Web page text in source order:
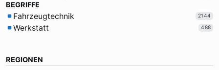
BEGRIFFE
Fahrzeugtechnik 2144
Werkstatt 488
REGIONEN